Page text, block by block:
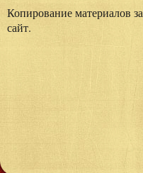
Копирование материалов
сайт.